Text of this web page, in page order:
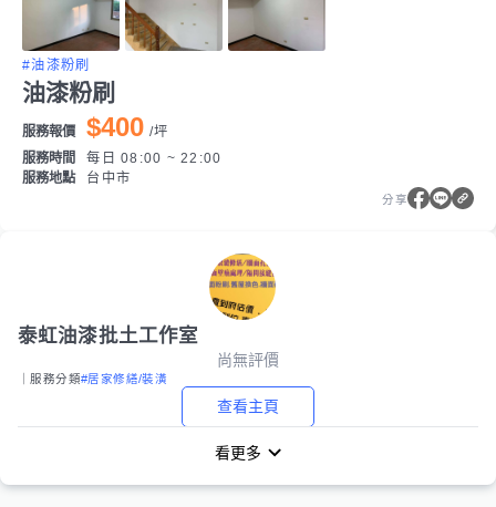
#油漆粉刷
油漆粉刷
服務報價 $400 /坪
服務時間
每日 08:00 ~ 22:00
服務地點
台中市
分享
泰虹油漆批土工作室
尚無評價
｜服務分類#居家修繕/裝潢
查看主頁
看更多